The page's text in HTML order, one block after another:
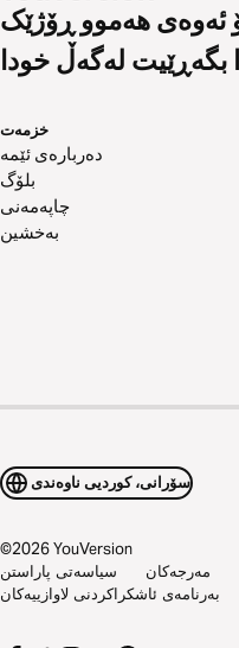
ئەوەی هەموو ڕۆژێک
خزمەت
دەربارەی ئێمە
بلۆگ
چاپەمەنی
بەخشین
سۆرانی، کوردیی ناوەندی
©2026YouVersion
سیاسەتی پاراستن
مەرجەکان
بەرنامەی ئاشکراکردنی لاوازییەکان